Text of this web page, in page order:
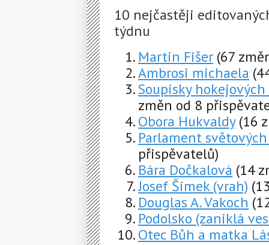
10 nejčastěji
týdnu
Martin Fišer (67
Ambrosi michaela
Soupisky
změn od 8
Obora Hukvaldy (16
Parlament
přispěvatelů)
Bára Dočkalová (14
Josef Šimek (vrah)
Douglas A. Vakoch
Podolsko (zaniklá
Otec Bůh a matka